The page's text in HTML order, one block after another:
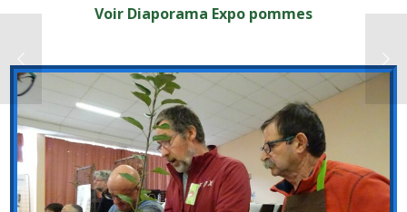
Voir Diaporama Expo pommes